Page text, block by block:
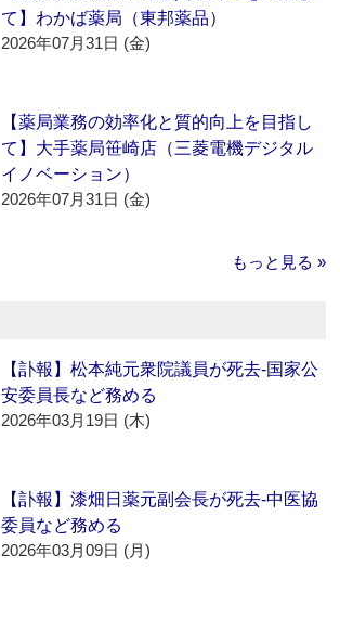
て】わかば薬局（東邦薬品）
2026年07月31日 (金)
【薬局業務の効率化と質的向上を目指し
て】大手薬局笹崎店（三菱電機デジタル
イノベーション）
2026年07月31日 (金)
もっと見る »
【訃報】松本純元衆院議員が死去‐国家公
安委員長など務める
2026年03月19日 (木)
【訃報】漆畑日薬元副会長が死去‐中医協
委員など務める
2026年03月09日 (月)